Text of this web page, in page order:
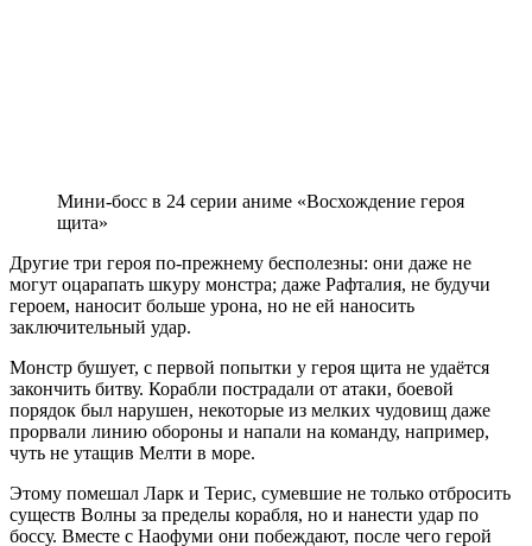
Мини-босс в 24 серии аниме «Восхождение героя
щита»
Другие три героя по-прежнему бесполезны: они даже не
могут оцарапать шкуру монстра; даже Рафталия, не будучи
героем, наносит больше урона, но не ей наносить
заключительный удар.
Монстр бушует, с первой попытки у героя щита не удаётся
закончить битву. Корабли пострадали от атаки, боевой
порядок был нарушен, некоторые из мелких чудовищ даже
прорвали линию обороны и напали на команду, например,
чуть не утащив Мелти в море.
Этому помешал Ларк и Терис, сумевшие не только отбросить
существ Волны за пределы корабля, но и нанести удар по
боссу. Вместе с Наофуми они побеждают, после чего герой